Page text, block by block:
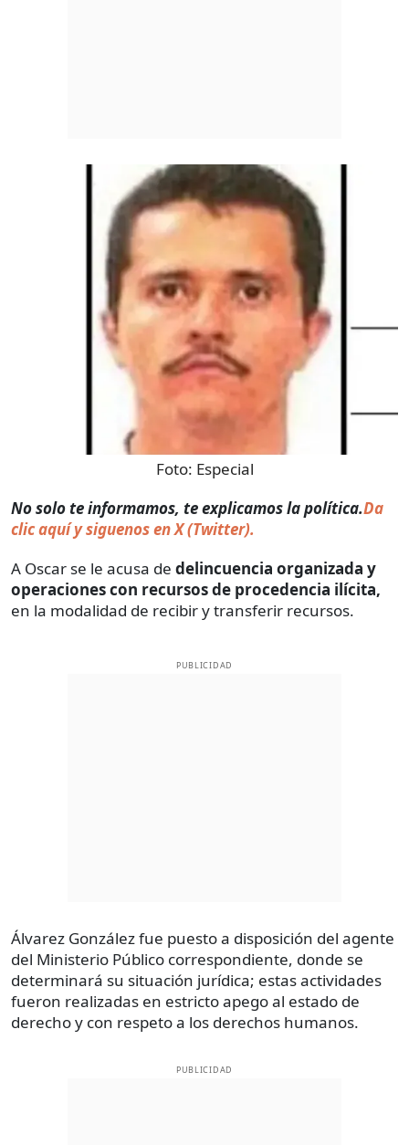
Foto: Especial
No solo te informamos, te explicamos la política.Da
clic aquí y siguenos en X (Twitter).
A Oscar se le acusa de delincuencia organizada y
operaciones con recursos de procedencia ilícita,
en la modalidad de recibir y transferir recursos.
PUBLICIDAD
Álvarez González fue puesto a disposición del agente
del Ministerio Público correspondiente, donde se
determinará su situación jurídica; estas actividades
fueron realizadas en estricto apego al estado de
derecho y con respeto a los derechos humanos.
PUBLICIDAD